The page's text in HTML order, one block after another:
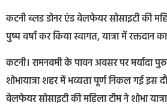
कटनी ब्लड डोनर एंड वेलफेयर सोसाइटी की
पुष्प वर्षा कर किया स्वागत, यात्रा में रक्तदान
कटनी। रामनवमी के पावन अवसर पर मर्यादा
शोभायात्रा शहर में भव्यता पूर्ण निकल गई इस
वेलफेयर सोसाइटी की महिला टीम ने शोभा